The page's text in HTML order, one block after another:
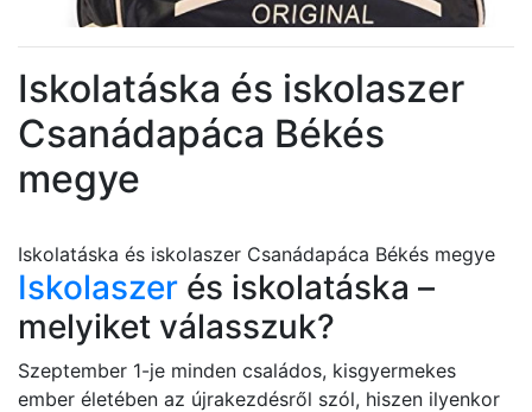
Iskolatáska és iskolaszer
Csanádapáca Békés
megye
Iskolatáska és iskolaszer Csanádapáca Békés megye
Iskolaszer és iskolatáska –
melyiket válasszuk?
Szeptember 1-je minden családos, kisgyermekes
ember életében az újrakezdésről szól, hiszen ilyenkor